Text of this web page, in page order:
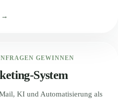
→
GEWINNEN
System
KI und Automatisierung als